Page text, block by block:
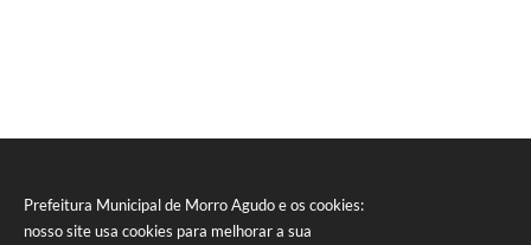
Prefeitura Municipal de Morro Agudo e os cookies:
nosso site usa cookies para melhorar a sua